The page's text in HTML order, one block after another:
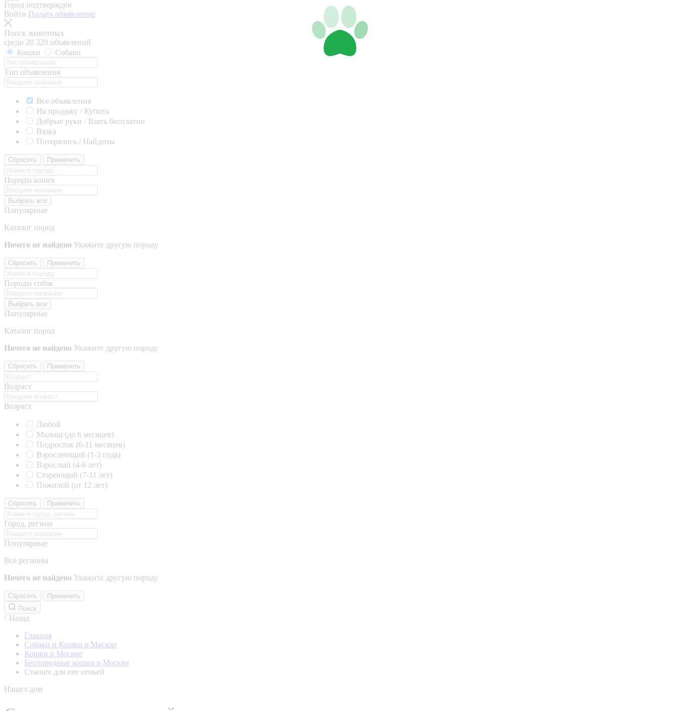
Город подтверждён
Войти Подать объявление
Поиск животных
среди 20 329 объявлений
Кошки
Собаки
Тип объявления
Все объявления
На продажу / Купить
Добрые руки / Взять бесплатно
Вязка
Потерялись / Найдены
Сбросить Применить
Породы кошек
Выбрать все
Популярные
Каталог пород
Ничего не найдено Укажите другую породу
Сбросить Применить
Породы собак
Выбрать все
Популярные
Каталог пород
Ничего не найдено Укажите другую породу
Сбросить Применить
Возраст
Возраст
Любой
Малыш (до 6 месяцев)
Подросток (6-11 месяцев)
Взрослеющий (1-3 года)
Взрослый (4-6 лет)
Стареющий (7-11 лет)
Пожилой (от 12 лет)
Сбросить Применить
Город, регион
Популярные
Все регионы
Ничего не найдено Укажите другую породу
Сбросить
Применить
Поиск
Назад
Главная
Собаки и Кошки в Москве
Кошки в Москве
Беспородные кошки в Москве
Станьте для нее семьей
Нашел дом